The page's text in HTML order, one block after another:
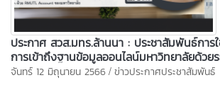
ประกาศ สวส.มทร.ล้านนา : ประชาสัมพันธ์กา
การเข้าถึงฐานข้อมูลออนไลน์มหาวิทยาลัยด้วย
จันทร์ 12 มิถุนายน 2566 / ข่าวประกาศประชาสัมพันธ์